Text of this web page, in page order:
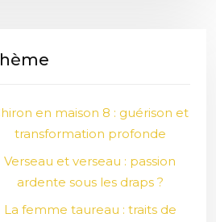
en maison 8 : guérison et
transformation profonde
Verseau et verseau : passion
ardente sous les draps ?
La femme taureau : traits de